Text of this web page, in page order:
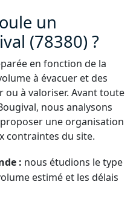
un
(78380) ?
en fonction de la
à évacuer et des
ou à valoriser. Avant toute
nous analysons
une organisation
contraintes du site.
: nous étudions le type
estimé et les délais